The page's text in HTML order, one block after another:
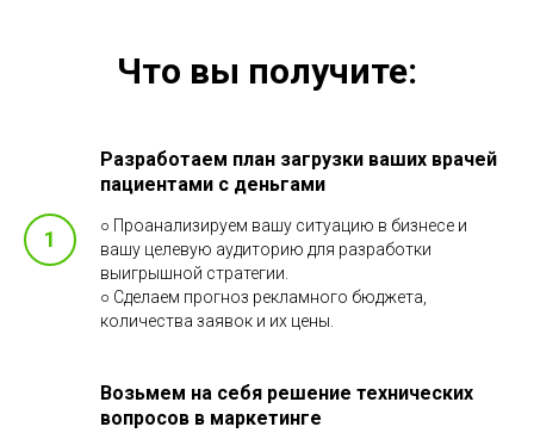
Что вы получите:
Разработаем план загрузки ваших врачей
пациентами с деньгами
○ Проанализируем вашу ситуацию в бизнесе и
вашу целевую аудиторию для разработки
выигрышной стратегии.
○ Сделаем прогноз рекламного бюджета,
количества заявок и их цены.
Возьмем на себя решение технических
вопросов в маркетинге